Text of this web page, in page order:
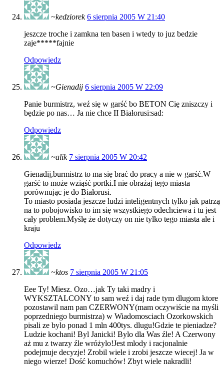
~kedziorek 6 sierpnia 2005 W 21:40
jeszcze troche i zamkna ten basen i wtedy to juz bedzie
zaje*****fajnie
Odpowiedz
~Gienadij 6 sierpnia 2005 W 22:09
Panie burmistrz, weź się w garść bo BETON Cię zniszczy i
będzie po nas… Ja nie chce II Białorusi:sad:
Odpowiedz
~alik 7 sierpnia 2005 W 20:42
Gienadij,burmistrz to ma się brać do pracy a nie w garść.W
garść to może wziąść portki.I nie obrażaj tego miasta
porównując je do Białorusi.
To miasto posiada jeszcze ludzi inteligentnych tylko jak patrzą
na to pobojowisko to im się wszystkiego odechciewa i tu jest
cały problem.Myślę że dotyczy on nie tylko tego miasta ale i
kraju
Odpowiedz
~ktos 7 sierpnia 2005 W 21:05
Eee Ty! Miesz. Ozo…jak Ty taki madry i
WYKSZTALCONY to sam weź i daj rade tym dlugom ktore
pozostawil nam pan CZERWONY(mam oczywiście na myśli
poprzedniego burmistrza) w Wiadomosciach Ozorkowskich
pisali ze bylo ponad 1 mln 400tys. dlugu!Gdzie te pieniadze?
Ludzie kochani! Byl Janicki! Bylo dla Was źle! A Czerwony
aż mu z twarzy źle wróżylo!Jest mlody i racjonalnie
podejmuje decyzje! Zrobil wiele i zrobi jeszcze wiecej! Ja w
niego wierze! Dość komuchów! Zbyt wiele nakradli!